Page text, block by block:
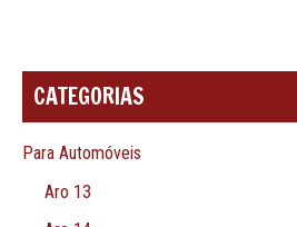
CATEGORIAS
Para Automóveis
Aro 13